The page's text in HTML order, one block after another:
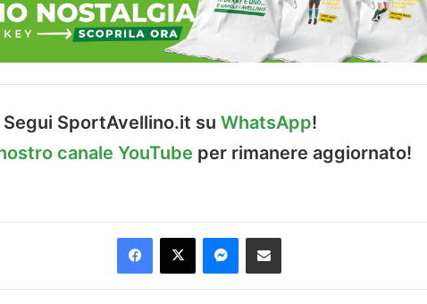
Segui SportAvellino.it su WhatsApp!
canale YouTube per rimanere aggiornato!
Facebook
X Messenger
Condividi via Email